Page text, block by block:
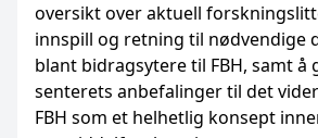
oversikt over aktuell
innspill og retning til nødvendige
blant bidragsytere til FBH, samt å
senterets anbefalinger til det
FBH som et helhetlig konsept